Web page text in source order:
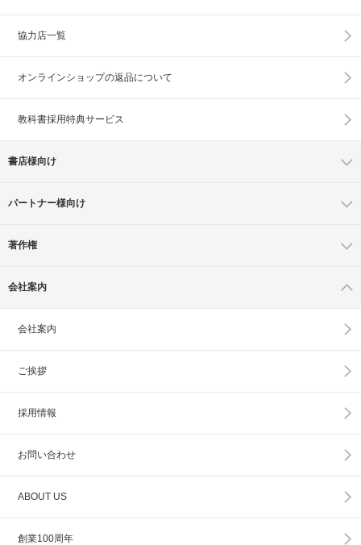
協力店一覧
オンラインショップの返品について
教科書採用特典サービス
書店様向け
パートナー様向け
著作権
会社案内
会社案内
ご挨拶
採用情報
お問い合わせ
ABOUT US
創業100周年